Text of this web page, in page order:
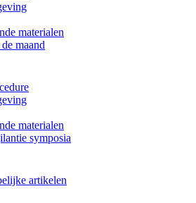
materialen
maand
materialen
symposia
artikelen